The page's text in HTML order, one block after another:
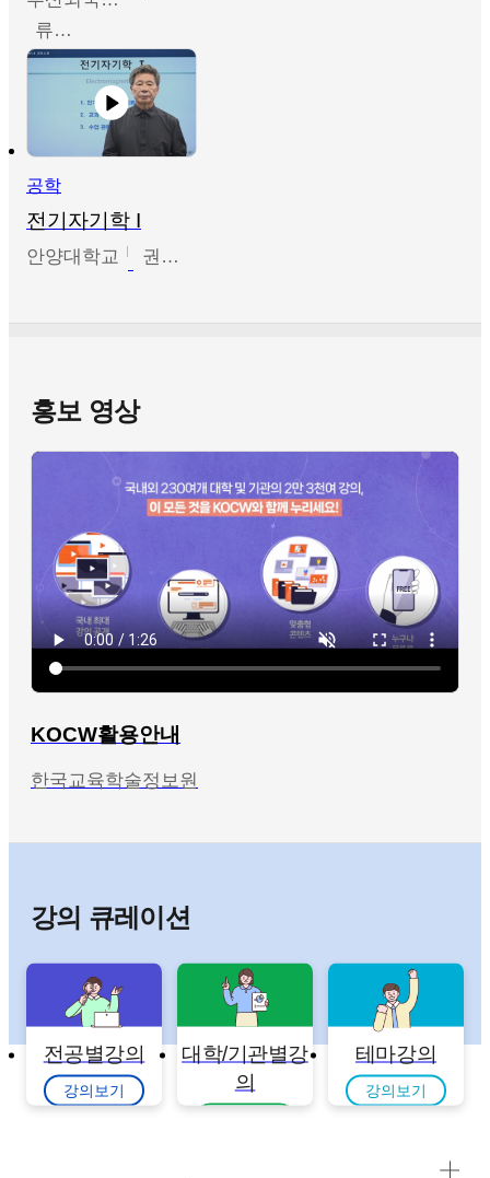
류영철
공학
전기자기학 I
안양대학교 권원현
홍보 영상
KOCW활용안내
한국교육학술정보원
강의 큐레이션
전공별강의
강의보기
대학/기관별강
의
테마강의
강의보기